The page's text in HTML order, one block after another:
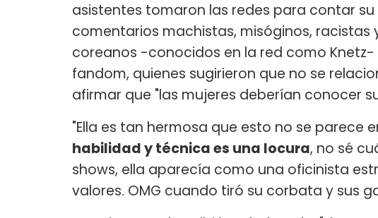
asistentes tomaron las redes para contar
comentarios machistas, misóginos,
coreanos -conocidos en la red como
fandom, quienes sugirieron que no se
afirmar que "las mujeres deberían conocer
"Ella es tan hermosa que esto no se parece
habilidad y técnica es una locura, no sé
shows, ella aparecía como una oficinista
valores. OMG cuando tiró su corbata y sus